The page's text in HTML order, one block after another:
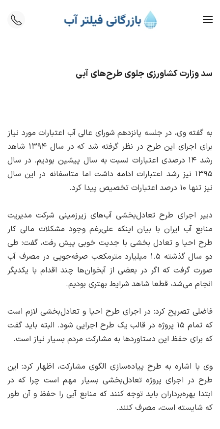
Skip to main content
سد وزارت کشاورزی جلوی طرح‌های آبی
به گفته وی، در جلسه پانزدهم شورای عالی آب اعتبارات مورد نیاز
برای اجرای این طرح در نظر گرفته شد که در سال ۱۳۹۴ شاهد
رشد ۱۴ درصدی اعتبارات نسبت به سال پیشین بودیم. در سال
۱۳۹۵ نیز رشد اعتبارات ادامه داشت اما متاسفانه در این سال
نیز تنها ۱۰ درصد اعتبارات تخصیص پیدا کرد.
دبیر اجرای طرح تعادل‌بخشی آب‌های زیرزمینی شرکت مدیریت
منابع آب ایران با بیان اینکه علی‌رغم وجود مشکلات مالی کار
طرح احیا و تعادل بخشی با جدیت خوبی پیش رفت، گفت: طی
دو سال گذشته ۱.۵ میلیارد مترمکعب صرفه‌جویی در مصرف آب
صورت گرفت که اگر در بعضی از آبخوان‌ها چند اقدام با یکدیگر
انجام می‌شد، قطعا شاهد شرایط بهتری بودیم.
فاضلی تصریح کرد: در اجرای طرح احیا و تعادل‌بخشی لازم است
که تمام ۱۵ پروژه در قالب یک طرح اجرایی شود. البته باید گفت
که برای حفظ این دستاوردها به مشارکت مردم بسیار نیاز است.
وی با اشاره به طرح پیاده‌سازی الگوی مشارکت، اظهار کرد: این
طرح در اجرای پروژه تعادل‌بخشی بسیار مهم است چرا که در
ابتدا بهره‌برداران باید توجه کنند که منابع آبی را حفظ و آن طور
که شایسته است، مصرف کنند.